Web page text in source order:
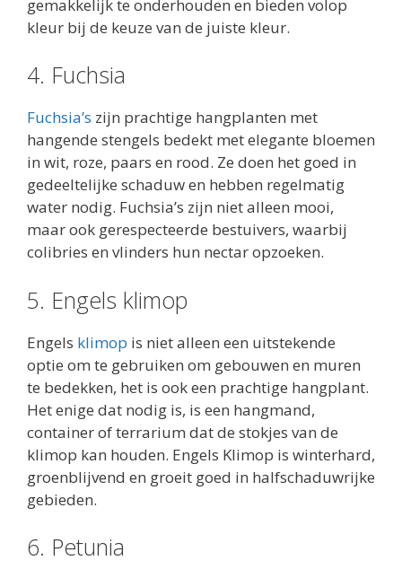
gemakkelijk te onderhouden en bieden volop
kleur bij de keuze van de juiste kleur.
4. Fuchsia
Fuchsia’s zijn prachtige hangplanten met
hangende stengels bedekt met elegante bloemen
in wit, roze, paars en rood. Ze doen het goed in
gedeeltelijke schaduw en hebben regelmatig
water nodig. Fuchsia’s zijn niet alleen mooi,
maar ook gerespecteerde bestuivers, waarbij
colibries en vlinders hun nectar opzoeken.
5. Engels klimop
Engels klimop is niet alleen een uitstekende
optie om te gebruiken om gebouwen en muren
te bedekken, het is ook een prachtige hangplant.
Het enige dat nodig is, is een hangmand,
container of terrarium dat de stokjes van de
klimop kan houden. Engels Klimop is winterhard,
groenblijvend en groeit goed in halfschaduwrijke
gebieden.
6. Petunia